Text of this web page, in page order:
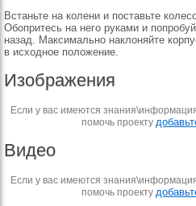
Встаньте на колени и поставьте
Обопритесь на него руками и
назад. Максимально наклоняйте
в исходное положение.
Изображения
Если у вас имеются
помочь проекту
Видео
Если у вас имеются
помочь проекту